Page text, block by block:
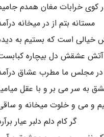
کوی خرابات مغان همدم
مستانه بتم از در میخانه
است که بستیم به
آتش عشقش دل بیچاره
در مجلس ما مطرب عشاق
به سر می بر و با عقل
و می و خلوت میخانه و
گر کام دلم دلبر عیار